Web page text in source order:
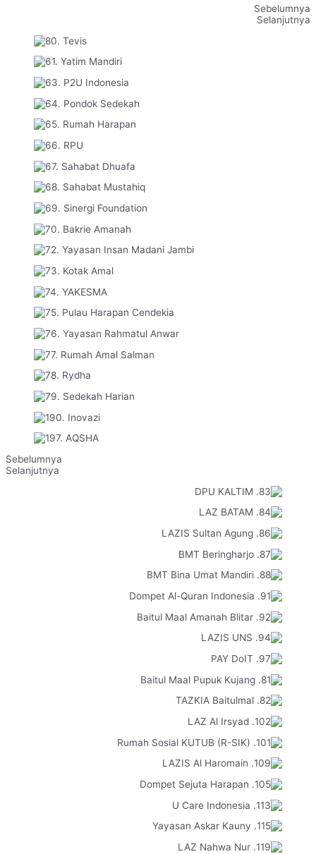
Sebelumnya
Selanjutnya
Sebelumnya
Selanjutnya